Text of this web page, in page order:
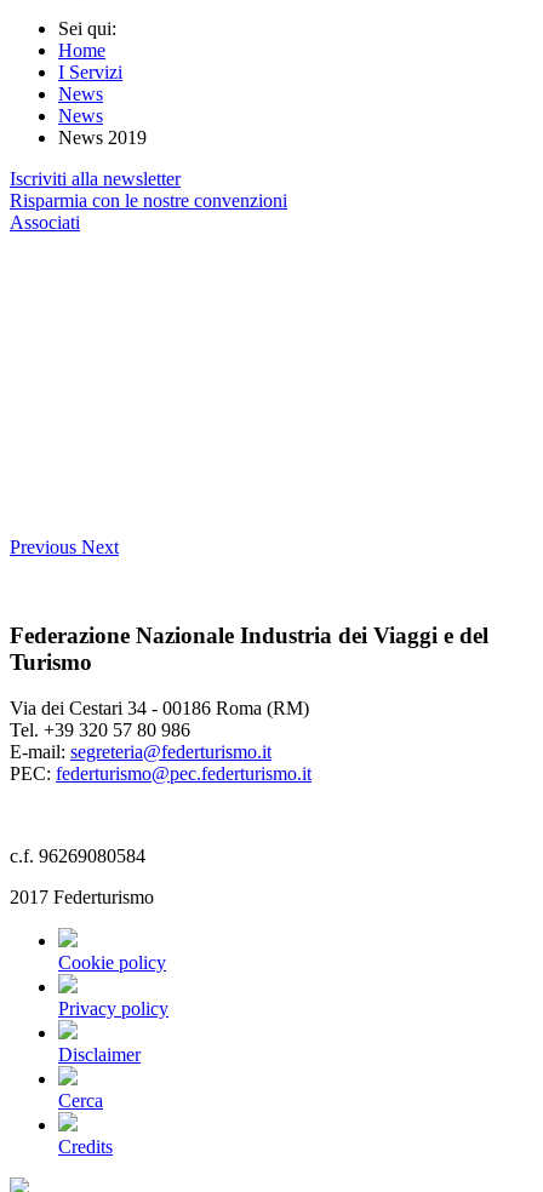
Sei qui:
Home
I Servizi
News
News
News 2019
Iscriviti alla newsletter
Risparmia con le nostre convenzioni
Associati
Previous Next
Federazione Nazionale Industria dei Viaggi e del
Turismo
Via dei Cestari 34 - 00186 Roma (RM)
Tel. +39 320 57 80 986
E-mail: segreteria@federturismo.it
PEC: federturismo@pec.federturismo.it
c.f. 96269080584
2017 Federturismo
Cookie policy
Privacy policy
Disclaimer
Cerca
Credits